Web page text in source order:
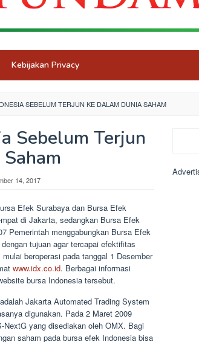
Kebijakan Privacy
SEBELUM TERJUN KE DALAM DUNIA SAHAM
Sebelum Terjun
14, 2017
Efek Surabaya dan Bursa Efek
di Jakarta, sedangkan Bursa Efek
Pemerintah menggabungkan Bursa Efek
tujuan agar tercapai efektifitas
beroperasi pada tanggal 1 Desember
www.idx.co.id. Berbagai informasi
bursa Indonesia tersebut.
Jakarta Automated Trading System
digunakan. Pada 2 Maret 2009
yang disediakan oleh OMX. Bagi
saham pada bursa efek Indonesia bisa